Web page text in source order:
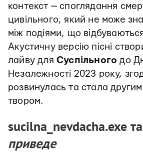
контекст — споглядання
цивільного, який не може
між подіями, що
Акустичну версію пісні
лайву для Суспільного до
Незалежності 2023 року,
розвинулась та стала
твором.
sucilna_nevdacha.exe
приведе